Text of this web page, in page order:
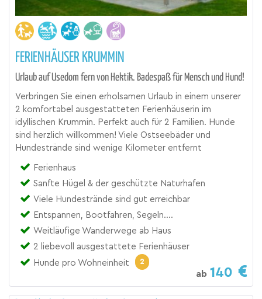
FERIENHÄUSER KRUMMIN
Urlaub auf Usedom fern von Hektik. Badespaß für Mensch und Hund!
Verbringen Sie einen erholsamen Urlaub in einem unserer
2 komfortabel ausgestatteten Ferienhäuserin im
idyllischen Krummin. Perfekt auch für 2 Familien. Hunde
sind herzlich willkommen! Viele Ostseebäder und
Hundestrände sind wenige Kilometer entfernt
Ferienhaus
Sanfte Hügel & der geschützte Naturhafen
Viele Hundestrände sind gut erreichbar
Entspannen, Bootfahren, Segeln....
Weitläufige Wanderwege ab Haus
2 liebevoll ausgestattete Ferienhäuser
Hunde pro Wohneinheit
2
ab 140